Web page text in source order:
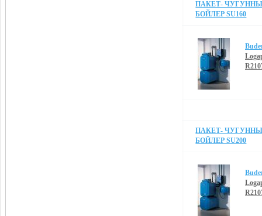
ПАКЕТ- ЧУГУННЫЙ
БОЙЛЕР SU160
ПАКЕТ- ЧУГУННЫЙ
БОЙЛЕР SU200